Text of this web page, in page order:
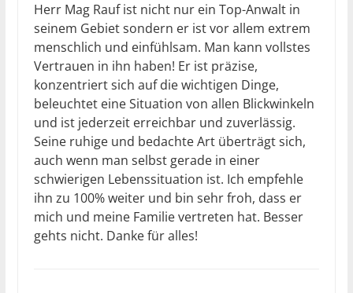
Herr Mag Rauf ist nicht nur ein Top-Anwalt in
seinem Gebiet sondern er ist vor allem extrem
menschlich und einfühlsam. Man kann vollstes
Vertrauen in ihn haben! Er ist präzise,
konzentriert sich auf die wichtigen Dinge,
beleuchtet eine Situation von allen Blickwinkeln
und ist jederzeit erreichbar und zuverlässig.
Seine ruhige und bedachte Art überträgt sich,
auch wenn man selbst gerade in einer
schwierigen Lebenssituation ist. Ich empfehle
ihn zu 100% weiter und bin sehr froh, dass er
mich und meine Familie vertreten hat. Besser
gehts nicht. Danke für alles!